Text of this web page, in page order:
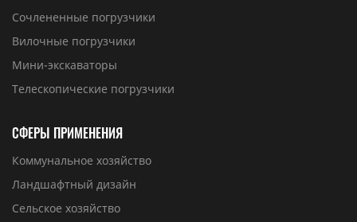
Сочлененные погрузчики
Вилочные погрузчики
Мини-экскаваторы
Телескопические погрузчики
СФЕРЫ ПРИМЕНЕНИЯ
Коммунальное хозяйство
Ландшафтный дизайн
Сельское хозяйство